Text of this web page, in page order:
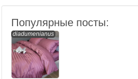
Популярные посты:
diadumenianus